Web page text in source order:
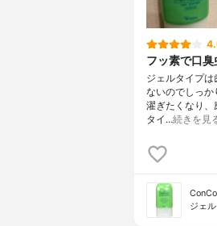
フッ素で口臭
ジェルタイプ
ないのでしっか
濯ぎたくなり、
タイ…続きを見
ジェ